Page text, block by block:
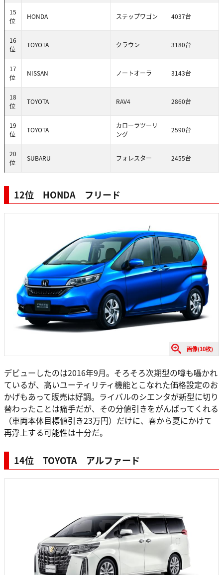
15
位
HONDA ステップワゴン 4037台
16
位
TOYOTA クラウン 3180台
17
位
NISSAN ノートオーラ 3143台
18
位
TOYOTA RAV4 2860台
19
位
TOYOTA
カローラツーリ
ング
2590台
20
位
SUBARU フォレスター 2455台
12位 HONDA フリード
画像(10枚)
デビューしたのは2016年9月。そろそろ次期型の噂も囁かれ
ているが、高いユーティリティ機能とこなれた価格設定のお
かげもあって販売は好調。ライバルのシエンタが新型に切り
替わったことは痛手だが、その分値引きをがんばってくれる
（車両本体目標値引き23万円）だけに、春から夏にかけて
再浮上する可能性は十分だ。
14位 TOYOTA アルファード